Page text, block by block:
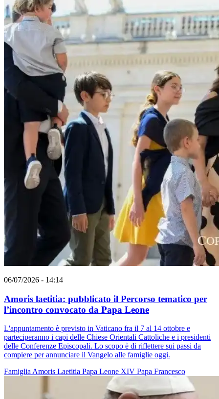
06/07/2026 - 14:14
Amoris laetitia: pubblicato il Percorso tematico per
l’incontro convocato da Papa Leone
L'appuntamento è previsto in Vaticano fra il 7 al 14 ottobre e
parteciperanno i capi delle Chiese Orientali Cattoliche e i presidenti
delle Conferenze Episcopali. Lo scopo è di riflettere sui passi da
compiere per annunciare il Vangelo alle famiglie oggi.
Famiglia Amoris Laetitia Papa Leone XIV Papa Francesco